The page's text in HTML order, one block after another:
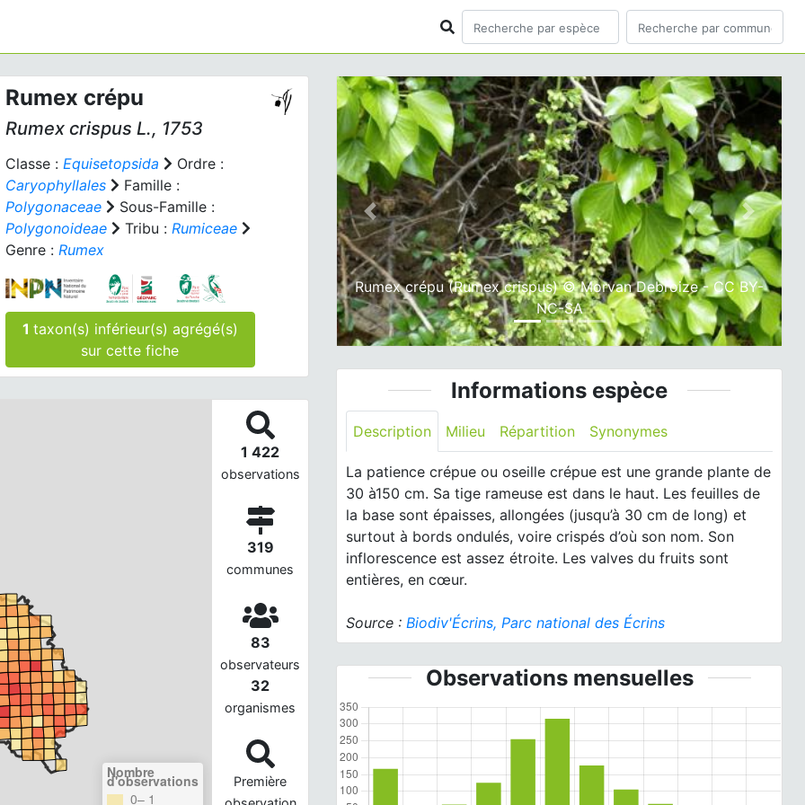
Rumex crépu
Rumex crispus L., 1753
Classe : Equisetopsida
Ordre :
Caryophyllales
Famille :
Polygonaceae
Sous-Famille :
Polygonoideae
Tribu : Rumiceae
Genre : Rumex
1 taxon(s) inférieur(s) agrégé(s)
sur cette fiche
Nombre
d'observations
0– 1
1 422
observations
319
communes
83
observateurs
32
organismes
Première
Rumex crépu (Rumex crispus) © Morvan Debroize - CC BY-
NC-SA
Previous Next
Informations espèce
Description Milieu Répartition Synonymes
La patience crépue ou oseille crépue est une grande plante de
30 à150 cm. Sa tige rameuse est dans le haut. Les feuilles de
la base sont épaisses, allongées (jusqu’à 30 cm de long) et
surtout à bords ondulés, voire crispés d’où son nom. Son
inflorescence est assez étroite. Les valves du fruits sont
entières, en cœur.
Source :Biodiv'Écrins, Parc national des Écrins
Observations mensuelles